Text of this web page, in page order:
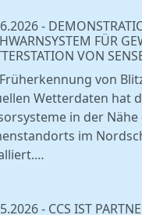
-
FÜR
VON
von
Wetterdaten hat
in der Nähe
im
- CCS IST